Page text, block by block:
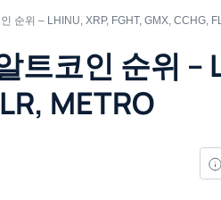
순위 – LHINU, XRP, FGHT, GMX, CCHG,
트코인 순위 –
METRO